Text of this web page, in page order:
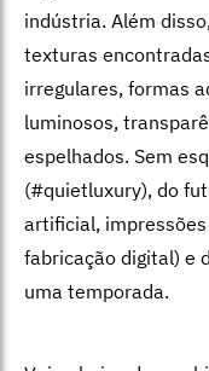
indústria. Além
texturas
irregulares, formas
luminosos,
espelhados. Sem
(#quietluxury), do
artificial,
fabricação digital) e
uma temporada.